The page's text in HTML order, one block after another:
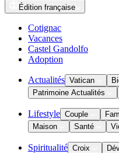
Édition française
Cotignac
Vacances
Castel Gandolfo
Adoption
Actualités Vatican
Patrimoine Actualités
Lifestyle Couple
Maison
Santé
Spiritualité Croix